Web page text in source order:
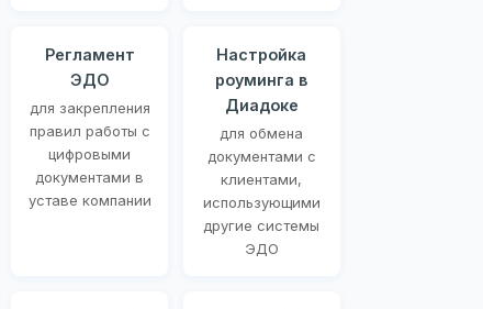
Регламент
ЭДО
для закрепления
правил работы с
цифровыми
документами в
уставе компании
Настройка
роуминга в
Диадоке
для обмена
документами с
клиентами,
использующими
другие системы
ЭДО